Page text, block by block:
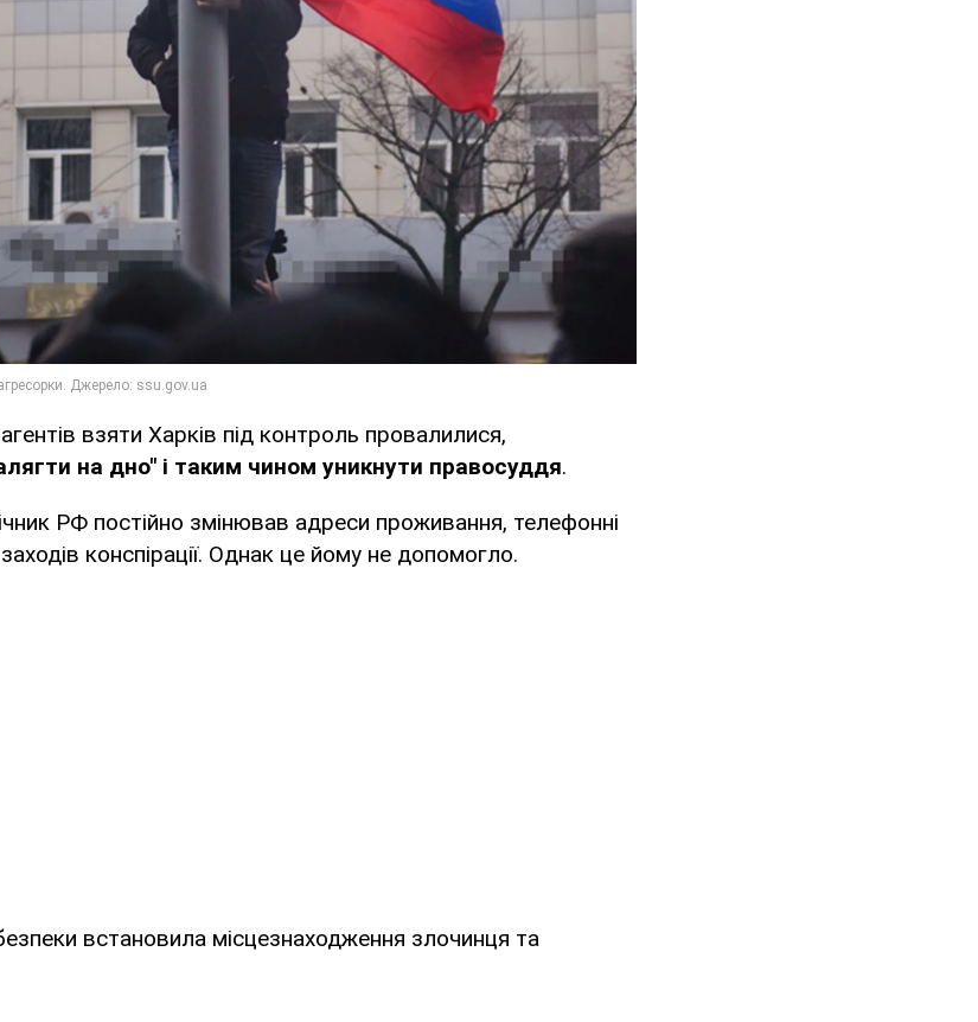
взяти Харків під контроль провалилися,
на дно" і таким чином уникнути правосуддя.
РФ постійно змінював адреси проживання, телефонні
конспірації. Однак це йому не допомогло.
встановила місцезнаходження злочинця та